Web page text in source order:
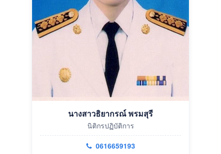
นางสาวธิยากรณ์ พรมสุรี
นิติกรปฏิบัติการ
0616659193